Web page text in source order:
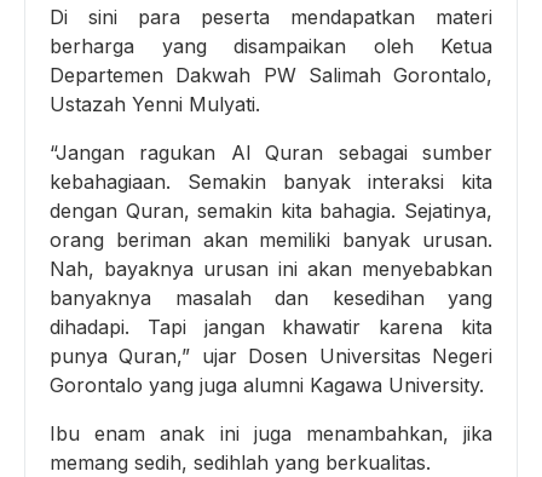
Di sini para peserta mendapatkan materi
berharga yang disampaikan oleh Ketua
Departemen Dakwah PW Salimah Gorontalo,
Ustazah Yenni Mulyati.
“Jangan ragukan Al Quran sebagai sumber
kebahagiaan. Semakin banyak interaksi kita
dengan Quran, semakin kita bahagia. Sejatinya,
orang beriman akan memiliki banyak urusan.
Nah, bayaknya urusan ini akan menyebabkan
banyaknya masalah dan kesedihan yang
dihadapi. Tapi jangan khawatir karena kita
punya Quran,” ujar Dosen Universitas Negeri
Gorontalo yang juga alumni Kagawa University.
Ibu enam anak ini juga menambahkan, jika
memang sedih, sedihlah yang berkualitas.